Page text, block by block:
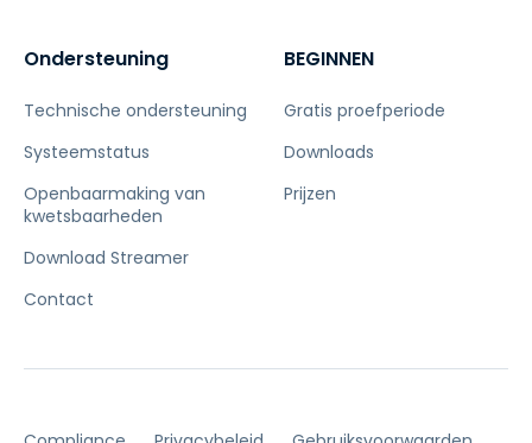
Ondersteuning
Technische ondersteuning
Systeemstatus
Openbaarmaking van
kwetsbaarheden
Download Streamer
Contact
BEGINNEN
Gratis proefperiode
Downloads
Prijzen